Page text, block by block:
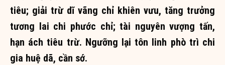
tiêu; giải trừ dĩ vãng chỉ khiên vưu, tăng trưởng
tương lai chi phước chỉ; tài nguyên vượng tấn,
hạn ách tiêu trừ. Ngưỡng lại tôn linh phò trì chi
gia huệ dã, cần sớ.